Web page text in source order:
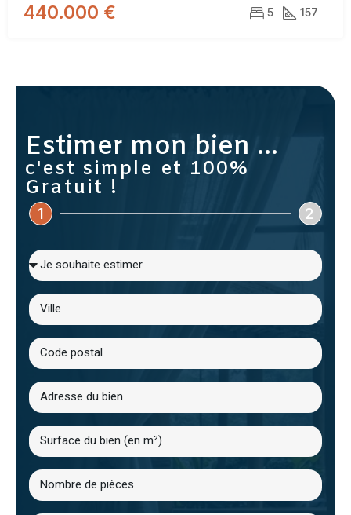
440.000 € 5 157
Estimer mon bien ...
c'est simple et 100%
Gratuit !
1 2